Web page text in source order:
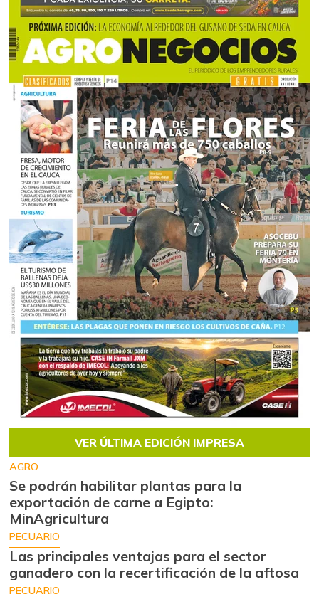
VER ÚLTIMA EDICIÓN IMPRESA
AGRO
Se podrán habilitar plantas para la
exportación de carne a Egipto:
MinAgricultura
PECUARIO
Las principales ventajas para el sector
ganadero con la recertificación de la aftosa
PECUARIO